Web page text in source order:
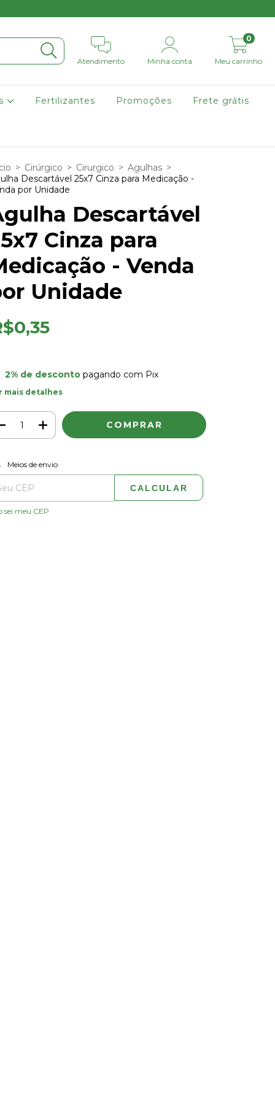
Atendimento Minha conta Meu carrinho
0
Fertilizantes Promoções Frete grátis
> Cirúrgico > Cirurgico > Agulhas >
Descartável 25x7 Cinza para Medicação -
por Unidade
Descartável
Cinza para
- Venda
Unidade
2% de descontopagando com Pix
mais detalhes
para o CEP:
Meios de envio
CALCULAR
sei meu CEP